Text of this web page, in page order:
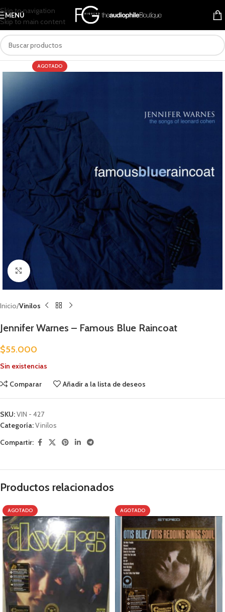
Skip to navigation
Skip to main content
MENÚ
AGOTADO
Clic para ampliar
Inicio Vinilos
Jennifer Warnes – Famous Blue Raincoat
$55.000
Sin existencias
Comparar
Añadir a la lista de deseos
SKU:VIN - 427
Categoría:Vinilos
Compartir:
Productos relacionados
AGOTADO AGOTADO